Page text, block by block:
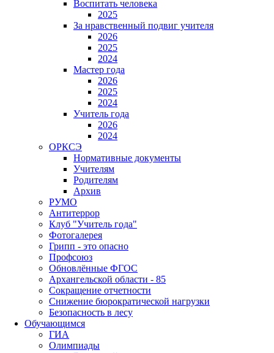
Воспитать человека
2025
За нравственный подвиг учителя
2026
2025
2024
Мастер года
2026
2025
2024
Учитель года
2026
2024
ОРКСЭ
Нормативные документы
Учителям
Родителям
Архив
РУМО
Антитеррор
Клуб "Учитель года"
Фотогалерея
Грипп - это опасно
Профсоюз
Обновлённые ФГОС
Архангельской области - 85
Сокращение отчетности
Снижение бюрократической нагрузки
Безопасность в лесу
Обучающимся
ГИА
Олимпиады